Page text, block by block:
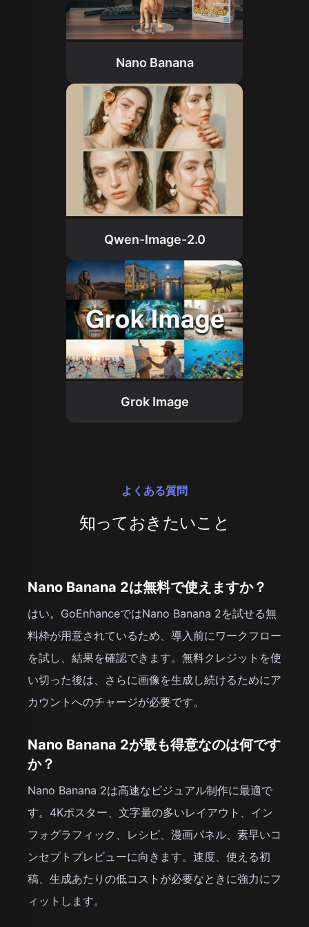
Nano Banana
Qwen-Image-2.0
Grok Image
よくある質問
知っておきたいこと
Nano Banana 2は無料で使えますか？
はい。GoEnhanceではNano Banana 2を試せる無
料枠が用意されているため、導入前にワークフロー
を試し、結果を確認できます。無料クレジットを使
い切った後は、さらに画像を生成し続けるためにア
カウントへのチャージが必要です。
Nano Banana 2が最も得意なのは何です
か？
Nano Banana 2は高速なビジュアル制作に最適で
す。4Kポスター、文字量の多いレイアウト、イン
フォグラフィック、レシピ、漫画パネル、素早いコ
ンセプトプレビューに向きます。速度、使える初
稿、生成あたりの低コストが必要なときに強力にフ
ィットします。